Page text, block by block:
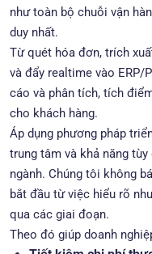
như toàn bộ chuỗi vận
duy nhất.
Từ quét hóa đơn, trích
và đẩy realtime vào ERP/
cáo và phân tích, tích
cho khách hàng.
Áp dụng phương pháp
trung tâm và khả năng
ngành. Chúng tôi không
bắt đầu từ việc hiểu rõ
qua các giai đoạn.
Theo đó giúp doanh